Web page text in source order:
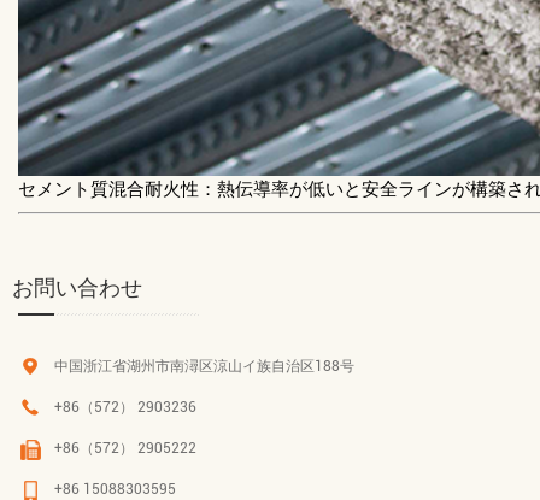
セメント質混合耐火性：熱伝導率が低いと安全ラインが構築さ
お問い合わせ
中国浙江省湖州市南潯区涼山イ族自治区188号
+86（572） 2903236
+86（572） 2905222
+86 15088303595